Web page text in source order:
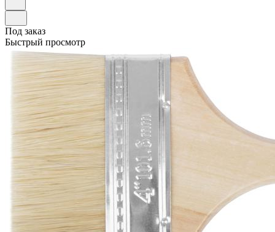
Под заказ
Быстрый просмотр